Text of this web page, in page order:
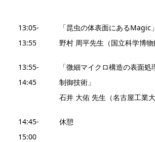
13:05-
13:55
「昆虫の体表面にあるMagic」
野村 周平先生（国立科学博物
13:55-
14:45
「微細マイクロ構造の表面
制御技術」
石井 大佑 先生（名古屋工業大
14:45-
15:00
休憩